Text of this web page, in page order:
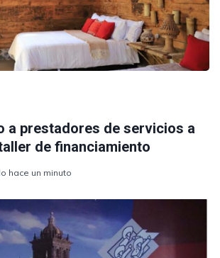
a prestadores de servicios a
de financiamiento
hace un minuto